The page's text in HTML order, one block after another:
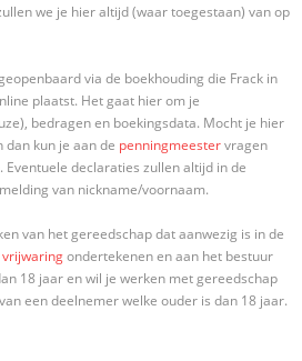
we je hier altijd (waar toegestaan) van op
via de boekhouding die Frack in
plaatst. Het gaat hier om je
bedragen en boekingsdata. Mocht je hier
kun je aan de penningmeestervragen
declaraties zullen altijd in de
van nickname/voornaam.
van het gereedschap dat aanwezig is in de
vrijwaringondertekenen en aan het bestuur
18 jaar en wil je werken met gereedschap
een deelnemer welke ouder is dan 18 jaar.